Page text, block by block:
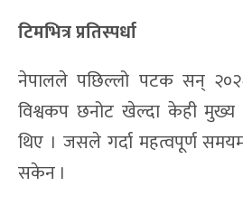
टिमभित्र प्रतिस्पर्धा
नेपालले पछिल्लो पटक सन्
विश्वकप छनोट खेल्दा केही
थिए । जसले गर्दा महत्वपूर्ण
सकेन ।